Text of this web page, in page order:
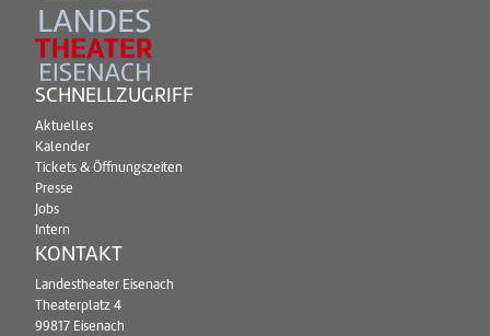
SCHNELLZUGRIFF
Aktuelles
Kalender
Tickets & Öffnungszeiten
Presse
Jobs
Intern
KONTAKT
Landestheater Eisenach
Theaterplatz 4
99817 Eisenach